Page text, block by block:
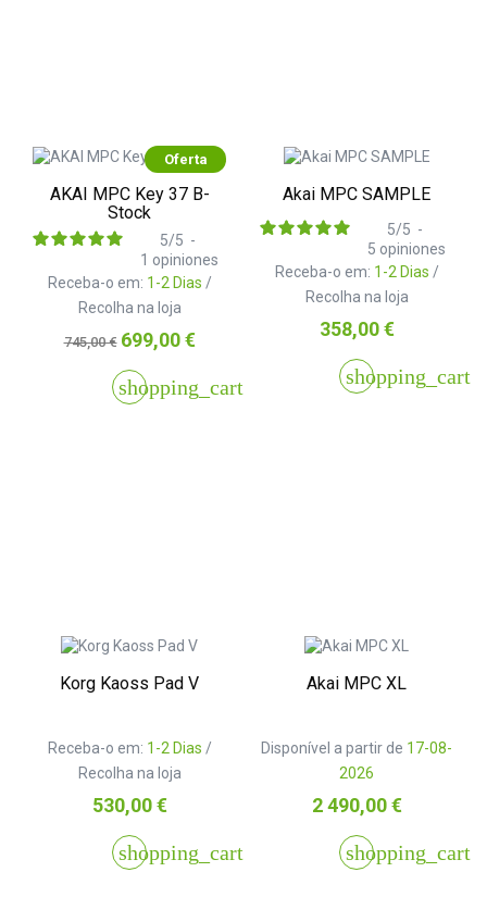
Oferta
AKAI MPC Key 37 B-
Stock
Receba-o em: 1-2 Dias /
Recolha na loja
5/5 -
1 opiniones
Preço
normal
745,00 € Preço
699,00 €
shopping_cart
Akai MPC SAMPLE
Receba-o em: 1-2 Dias /
Recolha na loja
5/5 -
5 opiniones
Preço
358,00 €
shopping_cart
Korg Kaoss Pad V
Receba-o em: 1-2 Dias /
Recolha na loja
Preço
530,00 €
shopping_cart
Akai MPC XL
Disponível a partir de 17-08-
2026
Preço
2 490,00 €
shopping_cart